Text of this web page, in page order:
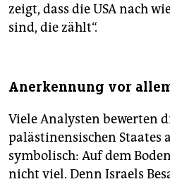
zeigt, dass die USA nach
sind, die zählt“.
Anerkennung vor
Viele Analysten bewerten
palästinensischen Staates
symbolisch: Auf dem
nicht viel. Denn Israels